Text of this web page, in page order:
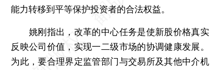
能力转移到平等保护投资者的合法权益。
姚刚指出，改革的中心任务是使新股价格真实
反映公司价值，实现一二级市场的协调健康发展。
为此，要合理界定监管部门与交易所及其他中介机